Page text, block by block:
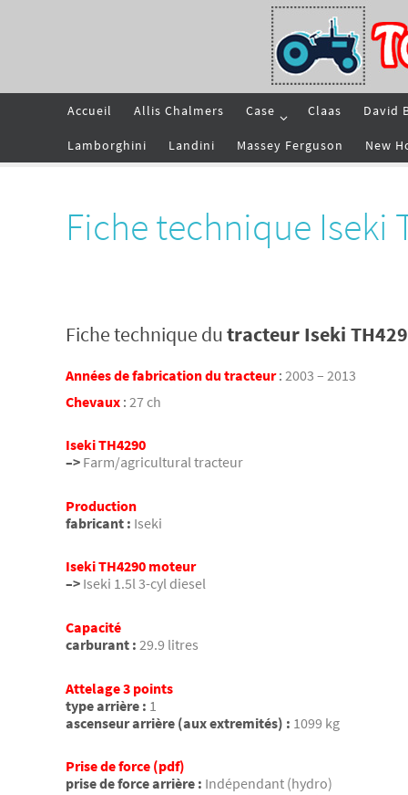
Accueil Allis Chalmers Case Claas David
Lamborghini Landini Massey Ferguson New
Fiche technique Iseki
Fiche technique dutracteur Iseki
Années de fabrication du tracteur: 2003 – 2013
Chevaux : 27 ch
Iseki TH4290
–> Farm/agricultural tracteur
Production
fabricant : Iseki
Iseki TH4290 moteur
–> Iseki 1.5l 3-cyl diesel
Capacité
carburant : 29.9 litres
Attelage 3 points
type arrière : 1
ascenseur arrière (aux extremités) : 1099 kg
Prise de force (pdf)
prise de force arrière : Indépendant (hydro)